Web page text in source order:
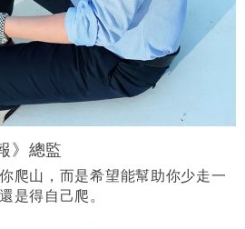
》總監
爬山，而是希望能幫助你少走一
是得自己爬。